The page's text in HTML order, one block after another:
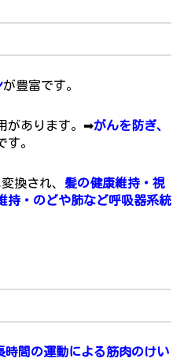
が豊富です。
があります。➡がんを防ぎ、
す。
変換され、 髪の健康維持・視
持・のどや肺など呼吸器系統
時間の運動による筋肉のけい